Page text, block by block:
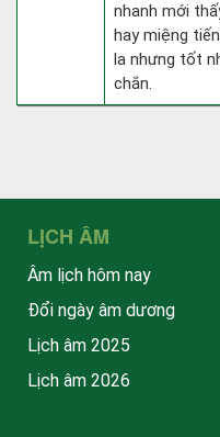
nhanh mới
hay miệng
la nhưng tốt
chắn.
LỊCH ÂM
Âm lịch hôm nay
Đổi ngày âm dương
Lịch âm 2025
Lịch âm 2026